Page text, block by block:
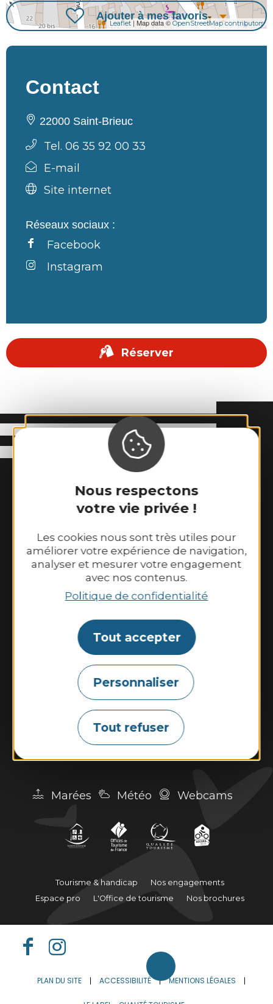
Nous respectons
votre vie privée !
Les cookies nous sont très utiles pour
améliorer votre expérience de navigation,
analyser et mesurer votre engagement
avec nos contenus.
Politique de confidentialité
Tout accepter
Personnaliser
Tout refuser
Leaflet| Map data ©OpenStreetMap contributors
Ajouter à mes favoris
Contact
22000 Saint-Brieuc
Tel. 06 35 92 00 33
E-mail
Site internet
Réseaux sociaux :
Facebook
Instagram
Réserver
Binic-Etables sur Mer Tourisme
6 place Le Pomellec
22520 Binic-Etables sur Mer
Nos horaires d’ouverture :
Du lundi au samedi : 9h30–13h00 et
14h00–18h30.
Dimanche et jours fériés : 10h00–13h00 et
14h00–18h00
Contactez-nous
Marées Météo Webcams
Tourisme & handicap
Nos engagements
Espace pro
L'Office de tourisme Nos brochures
PLAN DU SITE ACCESSIBILITÉ MENTIONS LÉGALES